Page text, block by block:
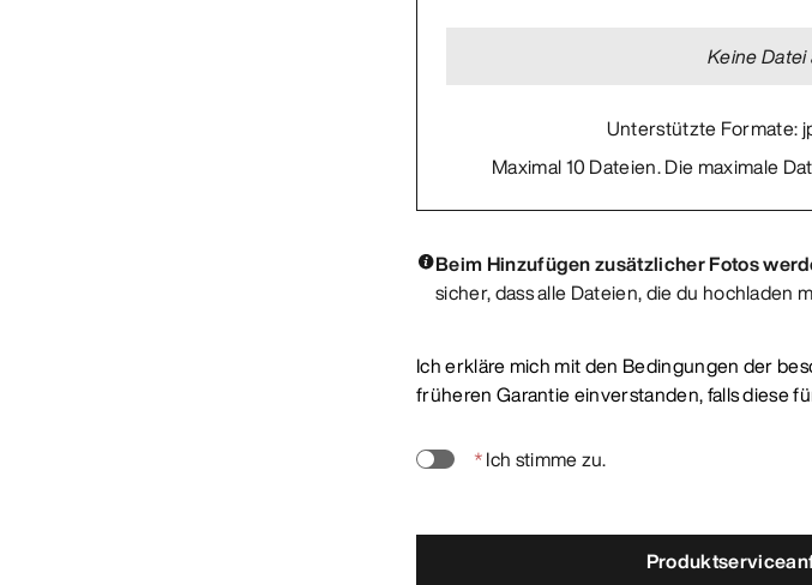
Keine
Unterstützte Formate:
Maximal10 Dateien.Die maximale
Beim Hinzufügen zusätzlicher Fotos
sicher, dass alle Dateien, die du hochladen
Ich erkläre mich mit den Bedingungen der
früheren Garantie einverstanden, falls diese
*Ich stimme zu.